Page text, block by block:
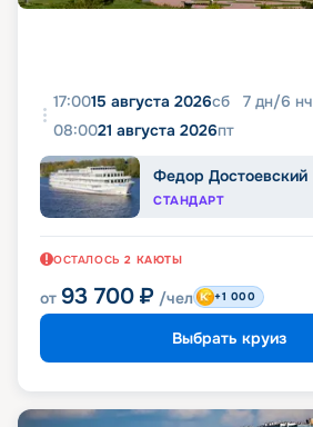
17:0015 августа 2026сб 7 дн/6 нч
08:0021 августа 2026пт
Федор Достоевский
СТАНДАРТ
ОСТАЛОСЬ 2 КАЮТЫ
от 93 700 ₽ /чел +1 000
Выбрать круиз